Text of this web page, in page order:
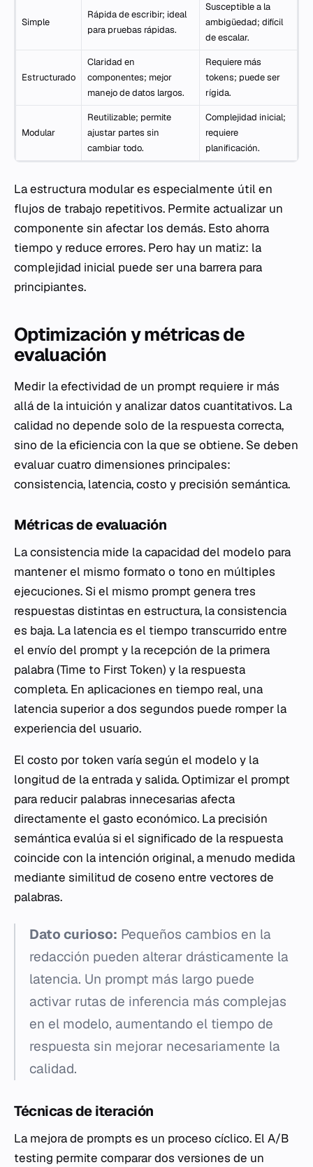
Simple
Rápida de escribir; ideal
para pruebas rápidas.
Susceptible a la
ambigüedad; difícil
de escalar.
Estructurado
Claridad en
componentes; mejor
manejo de datos largos.
Requiere más
tokens; puede ser
rígida.
Modular
Reutilizable; permite
ajustar partes sin
cambiar todo.
Complejidad inicial;
requiere
planificación.
La estructura modular es especialmente útil en
flujos de trabajo repetitivos. Permite actualizar un
componente sin afectar los demás. Esto ahorra
tiempo y reduce errores. Pero hay un matiz: la
complejidad inicial puede ser una barrera para
principiantes.
Optimización y métricas de
evaluación
Medir la efectividad de un prompt requiere ir más
allá de la intuición y analizar datos cuantitativos. La
calidad no depende solo de la respuesta correcta,
sino de la eficiencia con la que se obtiene. Se deben
evaluar cuatro dimensiones principales:
consistencia, latencia, costo y precisión semántica.
Métricas de evaluación
La consistencia mide la capacidad del modelo para
mantener el mismo formato o tono en múltiples
ejecuciones. Si el mismo prompt genera tres
respuestas distintas en estructura, la consistencia
es baja. La latencia es el tiempo transcurrido entre
el envío del prompt y la recepción de la primera
palabra (Time to First Token) y la respuesta
completa. En aplicaciones en tiempo real, una
latencia superior a dos segundos puede romper la
experiencia del usuario.
El costo por token varía según el modelo y la
longitud de la entrada y salida. Optimizar el prompt
para reducir palabras innecesarias afecta
directamente el gasto económico. La precisión
semántica evalúa si el significado de la respuesta
coincide con la intención original, a menudo medida
mediante similitud de coseno entre vectores de
palabras.
Dato curioso: Pequeños cambios en la
redacción pueden alterar drásticamente la
latencia. Un prompt más largo puede
activar rutas de inferencia más complejas
en el modelo, aumentando el tiempo de
respuesta sin mejorar necesariamente la
calidad.
Técnicas de iteración
La mejora de prompts es un proceso cíclico. El A/B
testing permite comparar dos versiones de un